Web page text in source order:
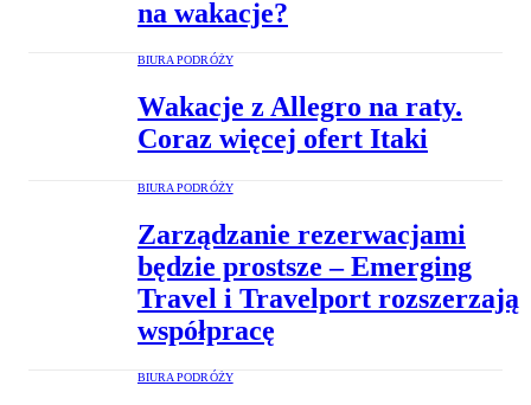
na wakacje?
BIURA PODRÓŻY
Wakacje z Allegro na raty.
Coraz więcej ofert Itaki
BIURA PODRÓŻY
Zarządzanie rezerwacjami
będzie prostsze – Emerging
Travel i Travelport rozszerzają
współpracę
BIURA PODRÓŻY